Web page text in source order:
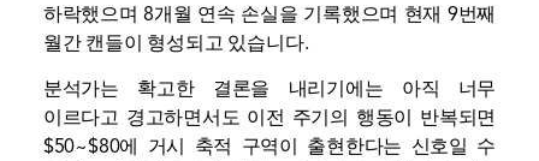
하락했으며 8개월 연속 손실을 기록했으며 현재 9번째
월간 캔들이 형성되고 있습니다.
분석가는 확고한 결론을 내리기에는 아직 너무
이르다고 경고하면서도 이전 주기의 행동이 반복되면
$50~$80에 거시 축적 구역이 출현한다는 신호일 수